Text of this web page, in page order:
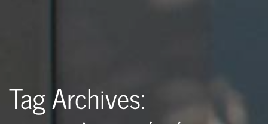
Tag Archives: